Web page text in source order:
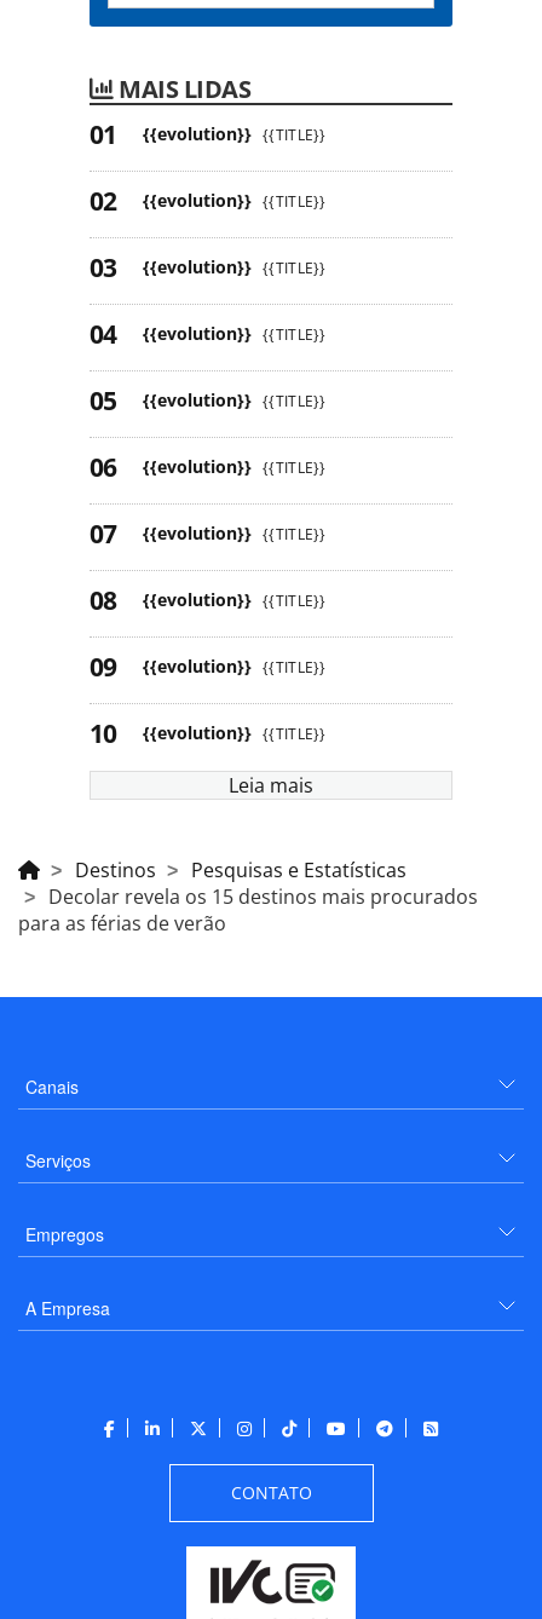
MAIS LIDAS
{{evolution}} {{TITLE}}
{{evolution}} {{TITLE}}
{{evolution}} {{TITLE}}
{{evolution}} {{TITLE}}
{{evolution}} {{TITLE}}
{{evolution}} {{TITLE}}
{{evolution}} {{TITLE}}
{{evolution}} {{TITLE}}
{{evolution}} {{TITLE}}
{{evolution}} {{TITLE}}
Leia mais
Destinos
Pesquisas e Estatísticas
Decolar revela os 15 destinos mais procurados
para as férias de verão
Canais
Serviços
Empregos
A Empresa
CONTATO